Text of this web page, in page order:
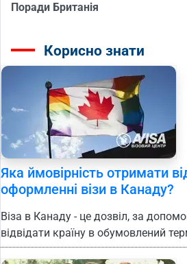
Поради Британія
Корисно знати
Яка ймовірність отримати
оформленні візи в Канаду?
Віза в Канаду - це дозвіл, за
відвідати країну в обумовлений